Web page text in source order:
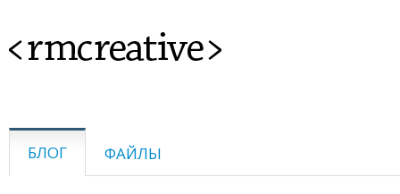
<rmcreative>
БЛОГ ФАЙЛЫ